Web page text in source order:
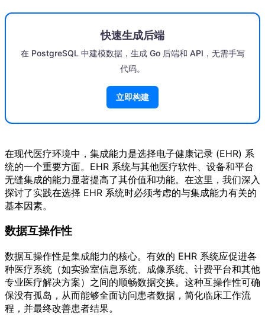
快速生成后端
在 PostgreSQL 中建模数据，生成 Go 后端和 API，无需手写
代码。
立即构建
在现代医疗环境中，集成能力是选择电子健康记录 (EHR) 系
统的一个重要方面。EHR 系统与其他医疗软件、设备和平台
无缝集成的能力显著提高了其价值和功能。在这里，我们深入
探讨了实践在选择 EHR 系统时必须考虑的与集成能力有关的
基本因素。
数据互操作性
数据互操作性是集成能力的核心。有效的 EHR 系统应促进各
种医疗系统（如实验室信息系统、成像系统、计费平台和其他
专业医疗解决方案）之间的顺畅数据交换。这种互操作性可确
保没有孤岛，从而能够全面访问患者数据，简化临床工作流
程，并最终改善患者结果。